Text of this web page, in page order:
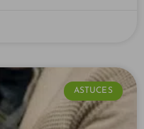
ASTUCES